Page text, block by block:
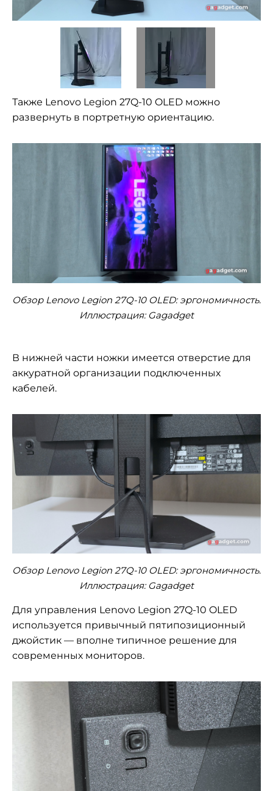
Также Lenovo Legion 27Q-10 OLED можно
развернуть в портретную ориентацию.
Обзор Lenovo Legion 27Q-10 OLED: эргономичность.
Иллюстрация: Gagadget
В нижней части ножки имеется отверстие для
аккуратной организации подключенных
кабелей.
Обзор Lenovo Legion 27Q-10 OLED: эргономичность.
Иллюстрация: Gagadget
Для управления Lenovo Legion 27Q-10 OLED
используется привычный пятипозиционный
джойстик — вполне типичное решение для
современных мониторов.